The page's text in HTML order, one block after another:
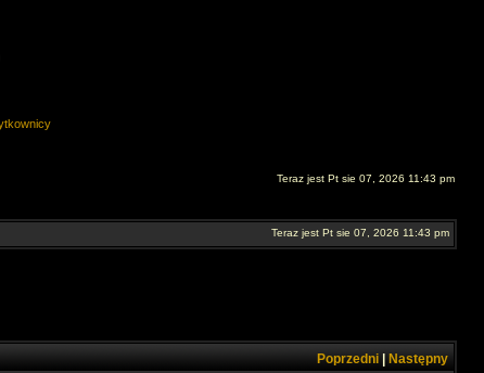
Teraz jest Pt sie 07, 2026 11:43 pm
Teraz jest Pt sie 07, 2026 11:43 pm
Poprzedni Następny